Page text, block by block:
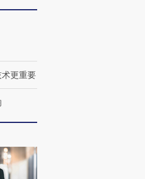
视线｜被称为“蟑螂”的印
度Z世代 用街头抗争将教
育部长拱下台
【商旅对话】华住集团
更重要